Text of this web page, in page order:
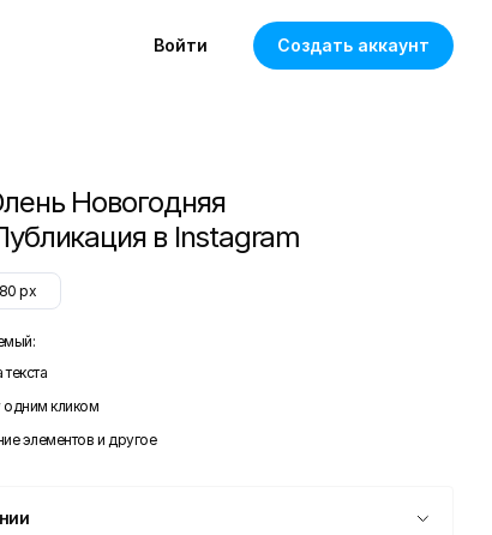
Войти Создать аккаунт
Новогодняя
в Instagram
px
одним кликом
элементов и другое